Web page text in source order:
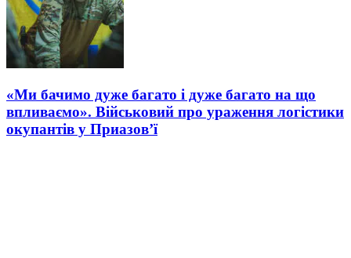
«Ми бачимо дуже багато і дуже багато на що
впливаємо». Військовий про ураження логістики
окупантів у Приазов’ї